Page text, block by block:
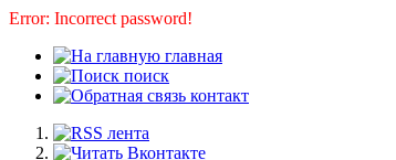
Error: Incorrect password!
главная
поиск
контакт